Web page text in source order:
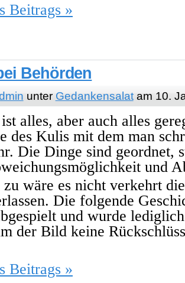
Beitrags »
Behörden
unter Gedankensalatam 10.
alles, aber auch alles
des Kulis mit dem man
Die Dinge sind geordnet,
und
wäre es nicht verkehrt
Die folgende
und wurde
der Bild keine
Beitrags »